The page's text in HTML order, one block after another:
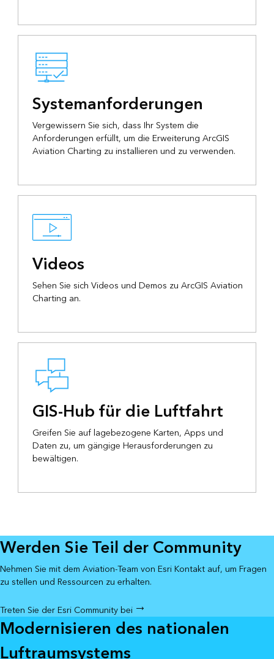
Systemanforderungen
Vergewissern Sie sich, dass Ihr System die
Anforderungen erfüllt, um die Erweiterung ArcGIS
Aviation Charting zu installieren und zu verwenden.
Videos
Sehen Sie sich Videos und Demos zu ArcGIS Aviation
Charting an.
GIS-Hub für die Luftfahrt
Greifen Sie auf lagebezogene Karten, Apps und
Daten zu, um gängige Herausforderungen zu
bewältigen.
Werden Sie Teil der Community
Nehmen Sie mit dem Aviation-Team von Esri Kontakt auf, um Fragen
zu stellen und Ressourcen zu erhalten.
Treten Sie der Esri Community bei
Modernisieren des nationalen